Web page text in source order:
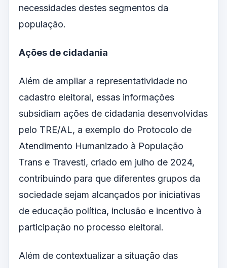
necessidades destes segmentos da
população.
Ações de cidadania
Além de ampliar a representatividade no
cadastro eleitoral, essas informações
subsidiam ações de cidadania desenvolvidas
pelo TRE/AL, a exemplo do Protocolo de
Atendimento Humanizado à População
Trans e Travesti, criado em julho de 2024,
contribuindo para que diferentes grupos da
sociedade sejam alcançados por iniciativas
de educação política, inclusão e incentivo à
participação no processo eleitoral.
Além de contextualizar a situação das